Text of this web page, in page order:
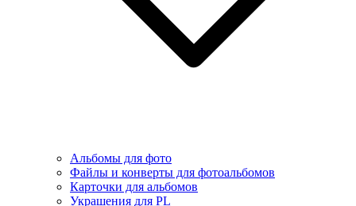
Альбомы для фото
Файлы и конверты для фотоальбомов
Карточки для альбомов
Украшения для PL